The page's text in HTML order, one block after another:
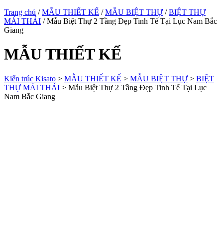
Trang chủ /MẪU THIẾT KẾ /MẪU BIỆT THỰ/BIỆT THỰ
MÁI THÁI / Mẫu Biệt Thự 2 Tầng Đẹp Tinh Tế Tại Lục Nam Bắc
Giang
MẪU THIẾT KẾ
Kiến trúc Kisato > MẪU THIẾT KẾ > MẪU BIỆT THỰ> BIỆT
THỰ MÁI THÁI > Mẫu Biệt Thự 2 Tầng Đẹp Tinh Tế Tại Lục
Nam Bắc Giang